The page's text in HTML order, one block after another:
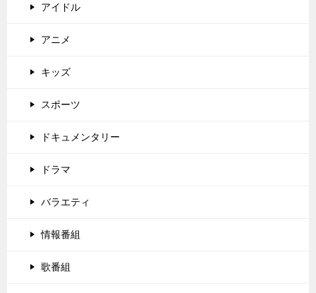
アイドル
アニメ
キッズ
スポーツ
ドキュメンタリー
ドラマ
バラエティ
情報番組
歌番組